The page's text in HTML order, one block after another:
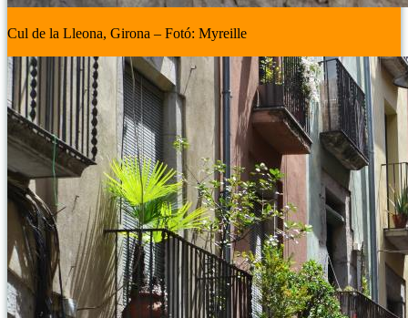
Cul de la Lleona, Girona – Fotó: Myreille